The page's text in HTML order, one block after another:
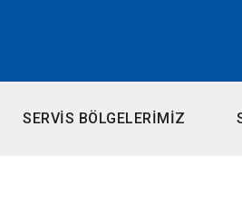
SERVİS BÖLGELERİMİZ